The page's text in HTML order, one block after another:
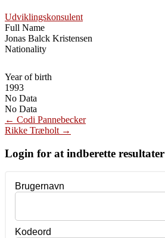
Udviklingskonsulent
Full Name
Jonas Balck Kristensen
Nationality
Year of birth
1993
No Data
No Data
Post
navigation
← Codi Pannebecker
Rikke Træholt →
Login for at indberette resultater
Brugernavn
Kodeord